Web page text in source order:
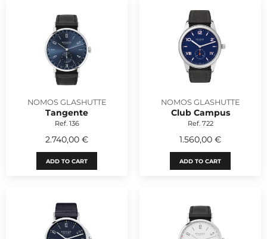
NOMOS GLASHUTTE
Tangente
Ref. 136
2.740,00 €
ADD TO CART
NOMOS GLASHUTTE
Club Campus
Ref. 722
1.560,00 €
ADD TO CART